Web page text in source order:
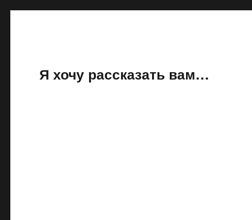
Я хочу рассказать вам…